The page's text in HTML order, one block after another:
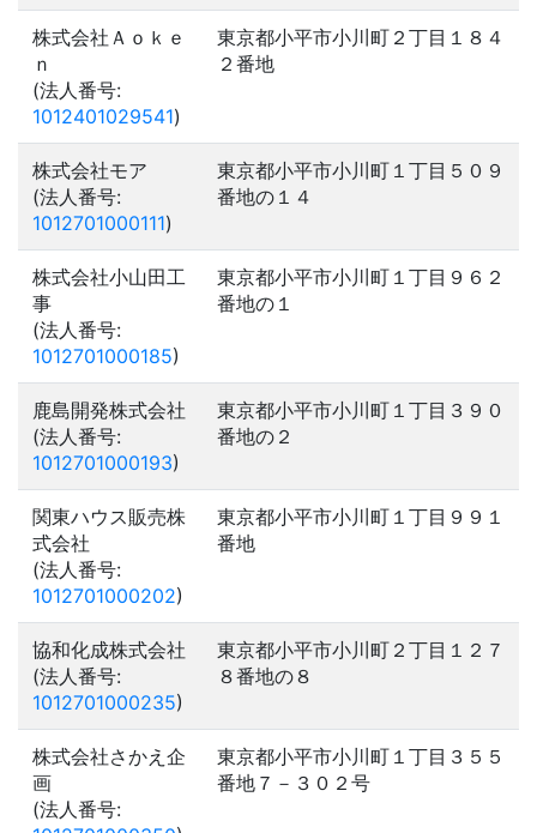
株式会社Ａｏｋｅ
ｎ
(法人番号:
1012401029541)
東京都小平市小川町２丁目１８４
２番地
株式会社モア
(法人番号:
1012701000111)
東京都小平市小川町１丁目５０９
番地の１４
株式会社小山田工
事
(法人番号:
1012701000185)
東京都小平市小川町１丁目９６２
番地の１
鹿島開発株式会社
(法人番号:
1012701000193)
東京都小平市小川町１丁目３９０
番地の２
関東ハウス販売株
式会社
(法人番号:
1012701000202)
東京都小平市小川町１丁目９９１
番地
協和化成株式会社
(法人番号:
1012701000235)
東京都小平市小川町２丁目１２７
８番地の８
株式会社さかえ企
画
(法人番号:
東京都小平市小川町１丁目３５５
番地７－３０２号